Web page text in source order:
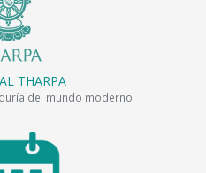
THARPA
del mundo moderno